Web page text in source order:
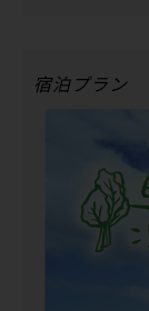
宿泊プラン